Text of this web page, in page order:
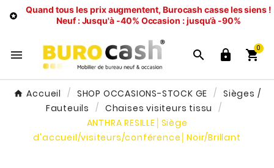

Quand tous les prix augmentent, Burocash casse les siens !
Neuf : Jusqu'à -40% Occasion : jusqu’à -90%
   
0
Accueil SHOP OCCASIONS-STOCK GE
Sièges /
Fauteuils
Chaises visiteurs tissu
ANTHRA RESILLE│Siège
d'accueil/visiteurs/conférence│Noir/Brillant